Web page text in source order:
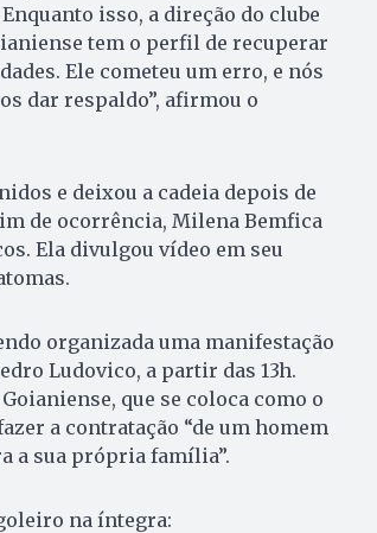
isso, a direção do clube
tem o perfil de recuperar
Ele cometeu um erro, e nós
dar respaldo”, afirmou o
e deixou a cadeia depois de
de ocorrência, Milena Bemfica
Ela divulgou vídeo em seu
organizada uma manifestação
Ludovico, a partir das 13h.
que se coloca como o
a contratação “de um homem
a sua própria família”.
na íntegra: